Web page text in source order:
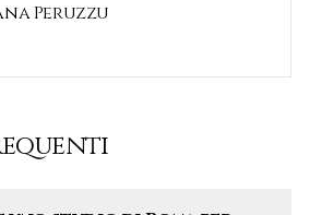
Peruzzu